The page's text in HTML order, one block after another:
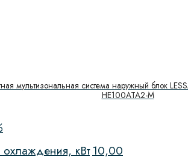
мультизональная система наружный блок
HE100ATA2-M
кВт 10,00